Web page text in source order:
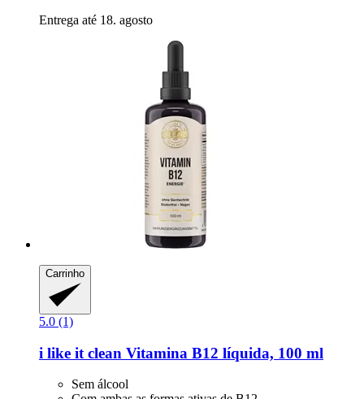
Entrega até 18. agosto
Carrinho
5.0 (1)
i like it clean Vitamina B12 líquida, 100 ml
Sem álcool